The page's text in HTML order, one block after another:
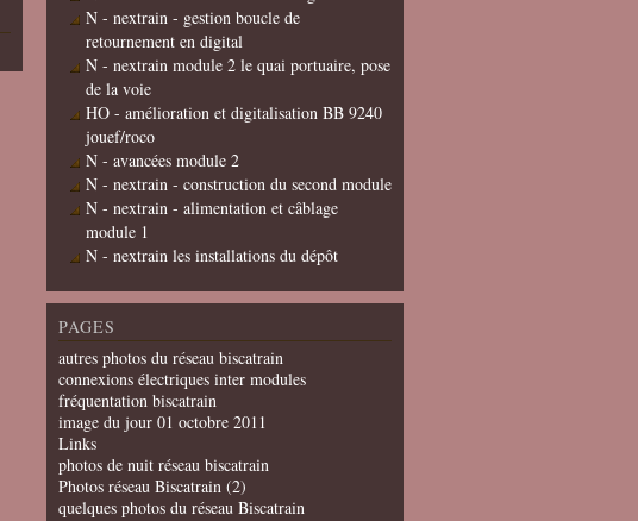
N - nextrain - gestion boucle de
retournement en digital
N - nextrain module 2 le quai portuaire, pose
de la voie
HO - amélioration et digitalisation BB 9240
jouef/roco
N - avancées module 2
N - nextrain - construction du second module
N - nextrain - alimentation et câblage
module 1
N - nextrain les installations du dépôt
PAGES
autres photos du réseau biscatrain
connexions électriques inter modules
fréquentation biscatrain
image du jour 01 octobre 2011
Links
photos de nuit réseau biscatrain
Photos réseau Biscatrain (2)
quelques photos du réseau Biscatrain